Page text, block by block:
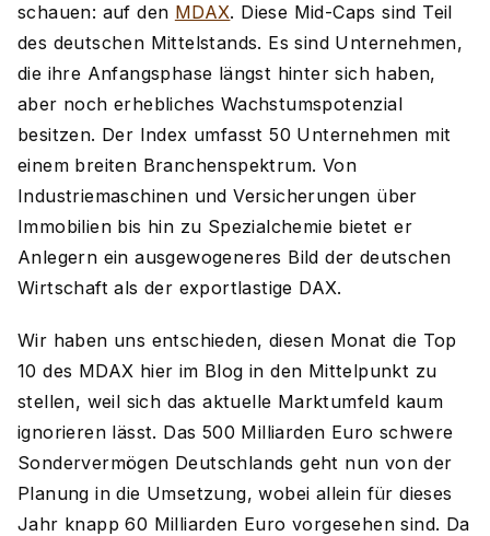
schauen: auf den MDAX. Diese Mid-Caps sind Teil
des deutschen Mittelstands. Es sind Unternehmen,
die ihre Anfangsphase längst hinter sich haben,
aber noch erhebliches Wachstumspotenzial
besitzen. Der Index umfasst 50 Unternehmen mit
einem breiten Branchenspektrum. Von
Industriemaschinen und Versicherungen über
Immobilien bis hin zu Spezialchemie bietet er
Anlegern ein ausgewogeneres Bild der deutschen
Wirtschaft als der exportlastige DAX.
Wir haben uns entschieden, diesen Monat die Top
10 des MDAX hier im Blog in den Mittelpunkt zu
stellen, weil sich das aktuelle Marktumfeld kaum
ignorieren lässt. Das 500 Milliarden Euro schwere
Sondervermögen Deutschlands geht nun von der
Planung in die Umsetzung, wobei allein für dieses
Jahr knapp 60 Milliarden Euro vorgesehen sind. Da